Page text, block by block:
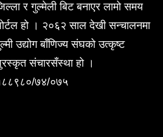
र गुल्मेली बिट बनाएर लामो समय
हो । २०६२ साल देखी सन्चालनमा
उद्योग बाँणिज्य संघको उत्कृष्ट
संचारसँस्था हो ।
१८८९८०/७४/०७५